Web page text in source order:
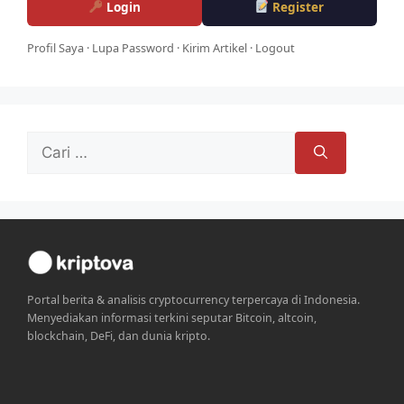
Login Register
Profil Saya · Lupa Password · Kirim Artikel · Logout
untuk:
Portal berita & analisis cryptocurrency terpercaya di Indonesia.
Menyediakan informasi terkini seputar Bitcoin, altcoin,
blockchain, DeFi, dan dunia kripto.